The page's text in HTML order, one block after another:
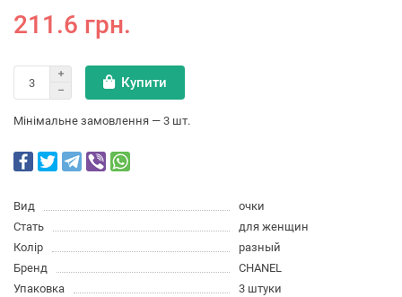
211.6 грн.
Купити
Мінімальне замовлення — 3 шт.
Вид
очки
Стать
для женщин
Колір
разный
Бренд
CHANEL
Упаковка
3 штуки